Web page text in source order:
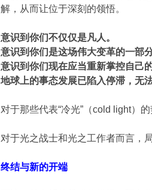
解，从而让位于深刻的领悟。
意识到你们不仅仅是凡人。
意识到你们是这场伟大变革的一部分
意识到你们现在应当重新掌控自己的
地球上的事态发展已陷入停滞，无
对于那些代表“冷光”（cold light）
对于光之战士和光之工作者而言，
终结与新的开端